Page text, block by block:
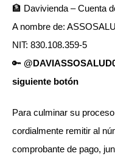
🏦 Davivienda – Cuenta
A nombre de:
NIT: 830.108.359-5
🔑
siguiente botón
Para culminar su
cordialmente remitir al
comprobante de pago,